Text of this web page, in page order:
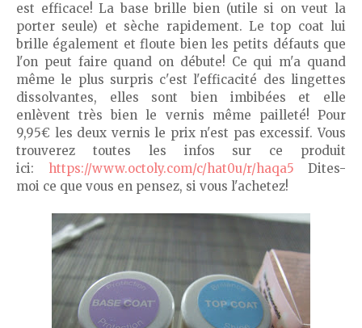
est efficace! La base brille bien (utile si on veut la
porter seule) et sèche rapidement. Le top coat lui
brille également et floute bien les petits défauts que
l'on peut faire quand on débute! Ce qui m'a quand
même le plus surpris c'est l'efficacité des lingettes
dissolvantes, elles sont bien imbibées et elle
enlèvent très bien le vernis même pailleté! Pour
9,95€ les deux vernis le prix n'est pas excessif. Vous
trouverez toutes les infos sur ce produit
ici: https://www.octoly.com/c/hat0u/r/haqa5 Dites-
moi ce que vous en pensez, si vous l'achetez!